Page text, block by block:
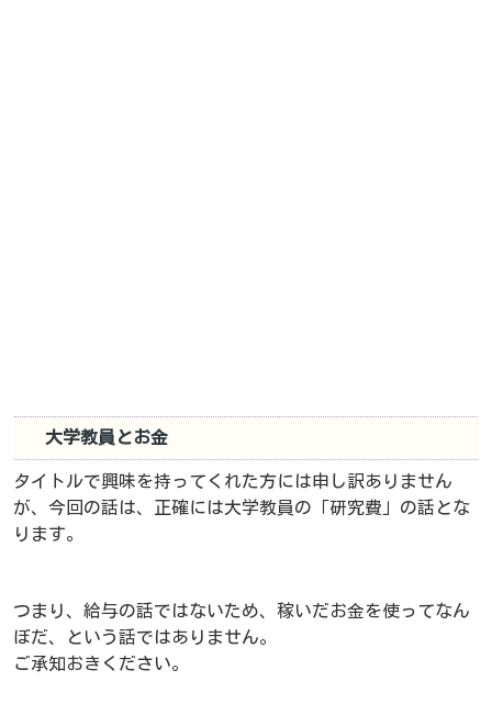
大学教員とお金
タイトルで興味を持ってくれた方には申し訳ありません
が、今回の話は、正確には大学教員の「研究費」の話とな
ります。
つまり、給与の話ではないため、稼いだお金を使ってなん
ぼだ、という話ではありません。
ご承知おきください。